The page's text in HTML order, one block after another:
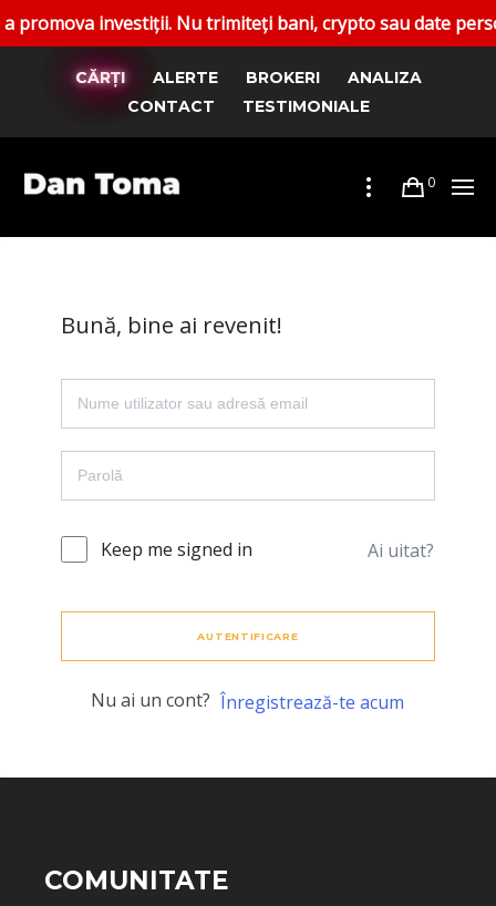
investiții. Nu trimiteți bani, crypto sau date
CĂRȚI ALERTE BROKERI
ANALIZA
CONTACT
TESTIMONIALE
0
Bună, bine ai revenit!
Keep me signed in Ai uitat?
AUTENTIFICARE
Nu ai un cont? Înregistrează-te acum
COMUNITATE